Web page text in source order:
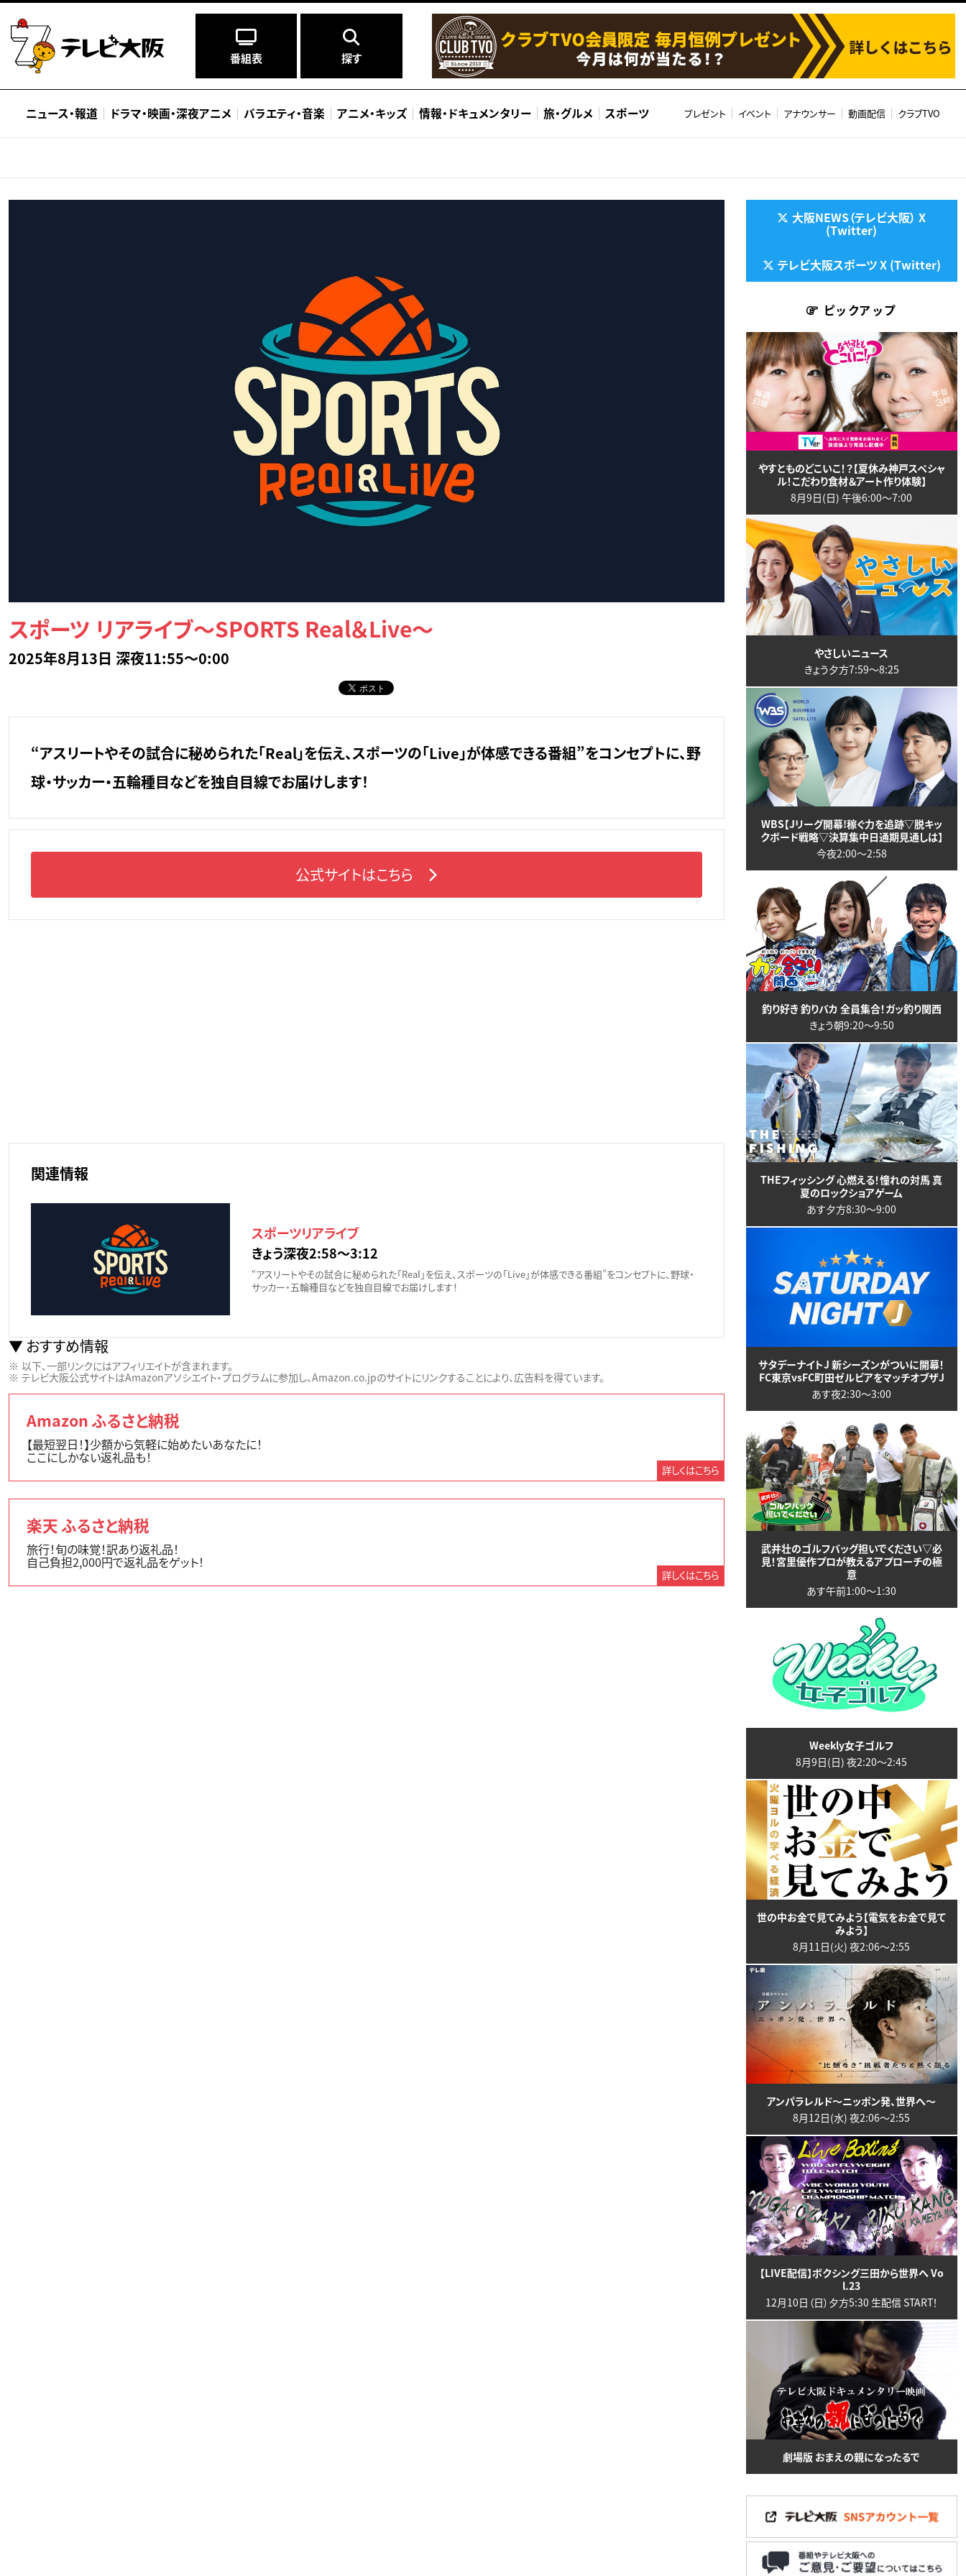
番組表 探す
ニュース・報道 ドラマ・映画・深夜アニメ バラエティ・音楽 アニメ・キッズ 情報・ ドキュメンタリー 旅・グルメ スポーツ プレゼント イベント アナウンサー 動画配信 クラブTVO
スポーツ リアライブ～SPORTS Real＆Live～
2025年8月13日 深夜11:55～0:00
公式サイトはこちら
“アスリートやその試合に秘められた「Real」を伝え、スポーツの「Live」が体感できる番組”をコンセプトに、野
球・サッカー・五輪種目などを独自目線でお届けします！
関連情報
スポーツリアライブ
きょう深夜2:58〜3:12
“アスリートやその試合に秘められた「Real」を伝え、スポーツの「Live」が体感できる番組”をコンセプトに、野球・
サッカー・五輪種目などを独自目線でお届けします！
おすすめ情報
以下、一部リンクにはアフィリエイトが含まれます。
テレビ大阪公式サイトはAmazonアソシエイト・プログラムに参加し、Amazon.co.jpのサイトにリンクすることにより、広告料を得ています。
Amazon ふるさと納税
【最短翌日！】少額から気軽に始めたいあなたに！
ここにしかない返礼品も！
詳しくはこちら
楽天 ふるさと納税
旅行！旬の味覚！訳あり返礼品！
自己負担2,000円で返礼品をゲット！
詳しくはこちら
大阪NEWS（テレビ大阪） X
(Twitter)
テレビ大阪スポーツ X (Twitter)
ピックアップ
やすとものどこいこ！？【夏休み神戸スペシャ
ル！こだわり食材＆アート作り体験】
8月9日(日) 午後6:00〜7:00
やさしいニュース
きょう夕方7:59〜8:25
WBS【Jリーグ開幕!稼ぐ力を追跡▽脱キッ
クボード戦略▽決算集中日通期見通しは】
今夜2:00〜2:58
釣り好き 釣りバカ 全員集合！ガッ釣り関西
きょう朝9:20〜9:50
THEフィッシング 心燃える！憧れの対馬 真
夏のロックショアゲーム
あす夕方8:30〜9:00
サタデーナイトJ 新シーズンがついに開幕！
FC東京vsFC町田ゼルビアをマッチオブザJ
あす夜2:30〜3:00
武井壮のゴルフバッグ担いでください▽必
見！宮里優作プロが教えるアプローチの極
意
あす午前1:00〜1:30
Weekly女子ゴルフ
8月9日(日) 夜2:20〜2:45
世の中お金で見てみよう【電気をお金で見て
みよう】
8月11日(火) 夜2:06〜2:55
アンパラレルド～ニッポン発、世界へ～
8月12日(水) 夜2:06〜2:55
【LIVE配信】ボクシング三田から世界へ Vo
l.23
12月10日（日）夕方5:30 生配信 START！
劇場版 おまえの親になったるで